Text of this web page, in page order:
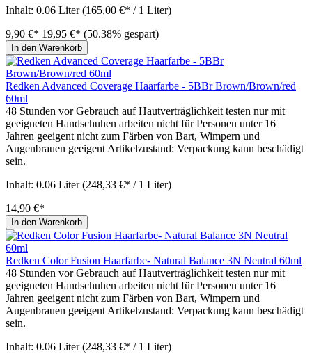
Inhalt: 0.06 Liter(165,00 €* / 1 Liter)
9,90 €* 19,95 €* (50.38% gespart)
In den Warenkorb
Redken Advanced Coverage Haarfarbe - 5BBr Brown/Brown/red
60ml
48 Stunden vor Gebrauch auf Hautverträglichkeit testen nur mit
geeigneten Handschuhen arbeiten nicht für Personen unter 16
Jahren geeigent nicht zum Färben von Bart, Wimpern und
Augenbrauen geeigent Artikelzustand: Verpackung kann beschädigt
sein.
Inhalt: 0.06 Liter(248,33 €* / 1 Liter)
14,90 €*
In den Warenkorb
Redken Color Fusion Haarfarbe- Natural Balance 3N Neutral 60ml
48 Stunden vor Gebrauch auf Hautverträglichkeit testen nur mit
geeigneten Handschuhen arbeiten nicht für Personen unter 16
Jahren geeigent nicht zum Färben von Bart, Wimpern und
Augenbrauen geeigent Artikelzustand: Verpackung kann beschädigt
sein.
Inhalt: 0.06 Liter(248,33 €* / 1 Liter)